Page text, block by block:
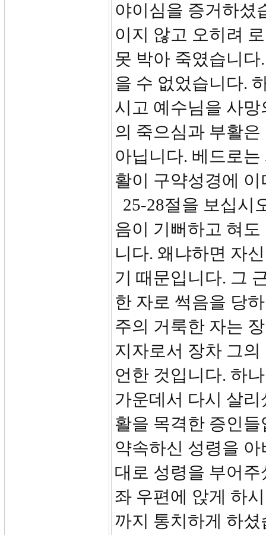
야이심을 증거하셨
이지 않고 오히려
못 박아 죽였습니
을 수 없었습니다.
시고 예수님을 사
의 죽으심과 부활
아닙니다. 베드로
활이 구약성경에
25-28절을 보십시
음이 기뻐하고 혀
니다. 왜냐하면 자
기 때문입니다. 그
한 자로 썩음을 당
주의 거룩한 자는
지자로서 장차 그
언한 것입니다. 하
가운데서 다시 살
활을 목격한 증인
약속하신 성령을
대로 성령을 부어
좌 우편에 앉게 하
까지 통치하게 하셨